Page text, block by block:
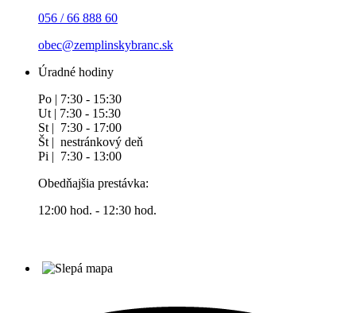
056 / 66 888 60
obec@zemplinskybranc.sk
Úradné hodiny
Po | 7:30 - 15:30
Ut | 7:30 - 15:30
St | 7:30 - 17:00
Št | nestránkový deň
Pi | 7:30 - 13:00
Obedňajšia prestávka:
12:00 hod. - 12:30 hod.